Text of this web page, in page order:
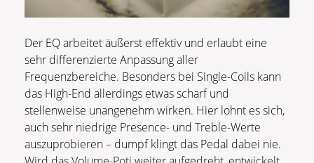
Der EQ arbeitet äußerst effektiv und erlaubt eine
sehr differenzierte Anpassung aller
Frequenzbereiche. Besonders bei Single-Coils kann
das High-End allerdings etwas scharf und
stellenweise unangenehm wirken. Hier lohnt es sich,
auch sehr niedrige Presence- und Treble-Werte
auszuprobieren – dumpf klingt das Pedal dabei nie.